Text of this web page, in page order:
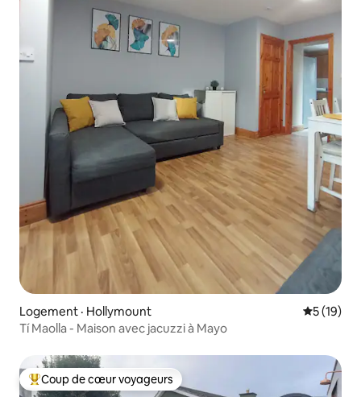
Logement · Hollymount Note
5 (19)
Tí Maolla - Maison avec jacuzzi à Mayo
Coup de cœur voyageurs parmi les plus aimés
Coup de cœur voyageurs